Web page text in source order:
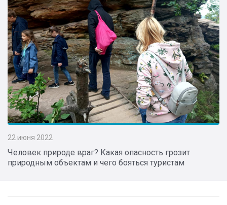
22 июня 2022
Человек природе враг? Какая опасность грозит
природным объектам и чего бояться туристам